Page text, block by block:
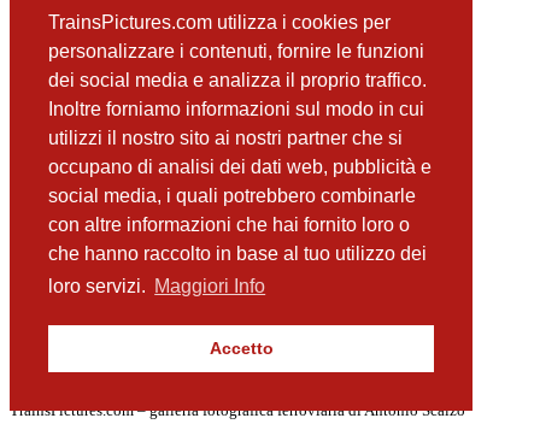
TrainsPictures.com utilizza i cookies per
personalizzare i contenuti, fornire le funzioni
dei social media e analizza il proprio traffico.
Inoltre forniamo informazioni sul modo in cui
utilizzi il nostro sito ai nostri partner che si
occupano di analisi dei dati web, pubblicità e
social media, i quali potrebbero combinarle
con altre informazioni che hai fornito loro o
che hanno raccolto in base al tuo utilizzo dei
loro servizi. Maggiori Info
Accetto
precedente
SZ 645 010 Autowlak stazione di Most Na Soci
successiva
SZ 645 010 Autowlak Most Na Soci ponte
📸 Fotografie scattate nei dintorniVedi tutte ➔
SZ 814 112 Podmelec
(418 m)
SZ 664 110 Podmelec
SZ 664 110 Podmelec
TrainsPictures.com – galleria fotografica ferroviaria di Antonio Scalzo